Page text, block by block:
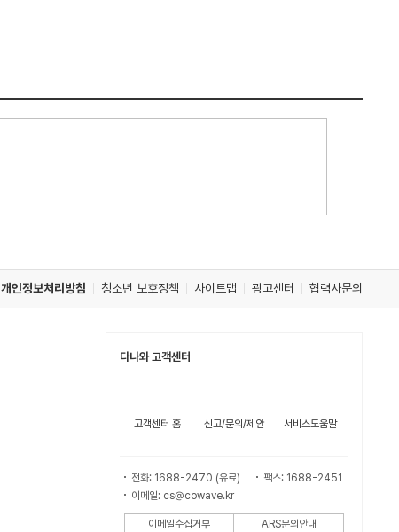
개인정보처리방침 청소년 보호정책 사이트맵 광고센터 협력사문의
다나와 고객센터
고객센터 홈 신고/문의/제안 서비스도움말
전화: 1688-2470 (유료)
팩스: 1688-2451
이메일: cs@cowave.kr
이메일수집거부 ARS문의안내